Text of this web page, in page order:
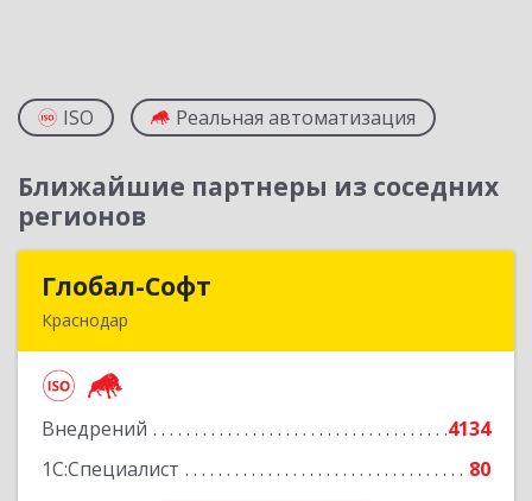
ISO Реальная автоматизация
Ближайшие партнеры из соседних
регионов
Глобал-Софт
Краснодар
Внедрений
4134
1С:Специалист
80
Подробнее